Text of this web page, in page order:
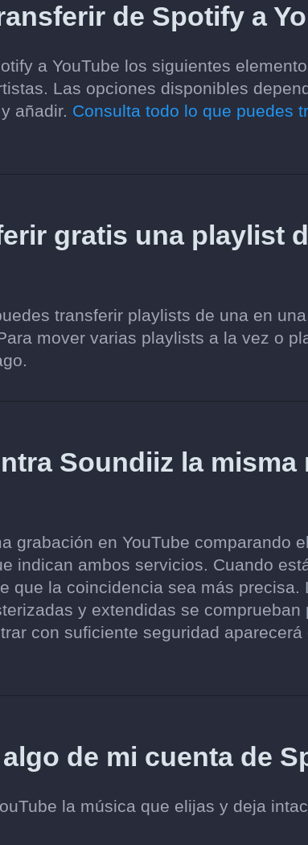
de Spotify a
a YouTube los siguientes
Las opciones disponibles
añadir. Consulta todo lo que puedes
gratis una playlist
transferir playlists de una en
mover varias playlists a la vez o
Soundiiz la misma
grabación en YouTube comparando
indican ambos servicios. Cuando
que la coincidencia sea más
y extendidas se
con suficiente seguridad
de mi cuenta de
la música que elijas y deja